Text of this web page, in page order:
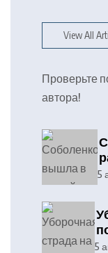
View All
Проверьте
автора!
5
5